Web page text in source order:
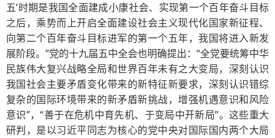
五’时期是我国全面建成小康社会、实现第一个百年奋斗目标
之后，乘势而上开启全面建设社会主义现代化国家新征程、
向第二个百年奋斗目标进军的第一个五年，我国将进入新发
展阶段。”党的十九届五中全会也明确提出：“全党要统筹中华
民族伟大复兴战略全局和世界百年未有之大变局，深刻认识
我国社会主要矛盾变化带来的新特征新要求，深刻认识错综
复杂的国际环境带来的新矛盾新挑战，增强机遇意识和风险
意识”，“善于在危机中育先机、于变局中开新局”。这些重大
研判，是以习近平同志为核心的党中央对国际国内两个大局